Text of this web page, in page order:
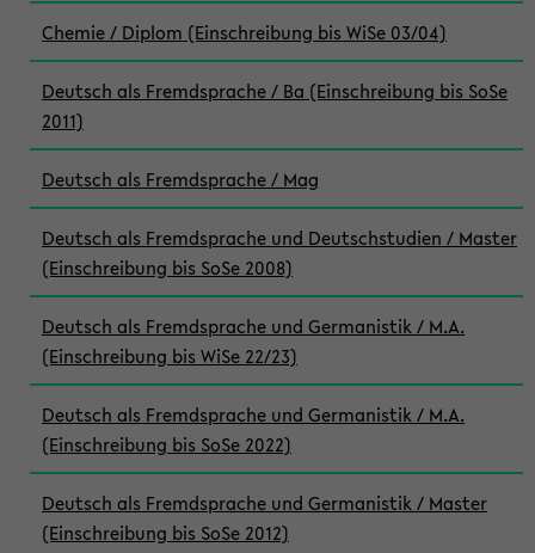
Chemie / Diplom (Einschreibung bis WiSe 03/04)
Deutsch als Fremdsprache / Ba (Einschreibung bis SoSe
2011)
Deutsch als Fremdsprache / Mag
Deutsch als Fremdsprache und Deutschstudien / Master
(Einschreibung bis SoSe 2008)
Deutsch als Fremdsprache und Germanistik / M.A.
(Einschreibung bis WiSe 22/23)
Deutsch als Fremdsprache und Germanistik / M.A.
(Einschreibung bis SoSe 2022)
Deutsch als Fremdsprache und Germanistik / Master
(Einschreibung bis SoSe 2012)